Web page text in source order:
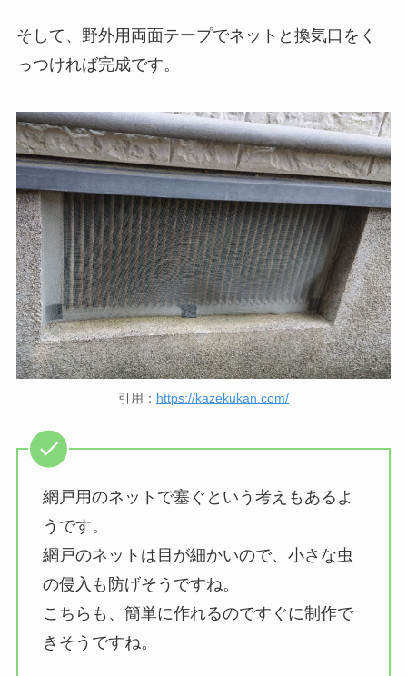
そして、野外用両面テープでネットと換気口をく
っつければ完成です。
引用： https://kazekukan.com/
網戸用のネットで塞ぐという考えもあるよ
うです。
網戸のネットは目が細かいので、小さな虫
の侵入も防げそうですね。
こちらも、簡単に作れるのですぐに制作で
きそうですね。